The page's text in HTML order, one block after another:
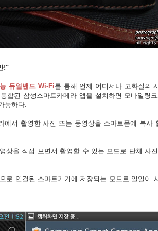
!"
듀얼밴드 Wi-Fi를 통해 언제 어디서나 고화질의
합된 삼성스마트카메라 앱을 설치하면 모바일링
능하다.
에서 촬영한 사진 또는 동영상을 스마트폰에 복사
상을 직접 보면서 촬영할 수 있는 모드로 단체 사
로 연결된 스마트기기에 저장되는 모드로 일일이